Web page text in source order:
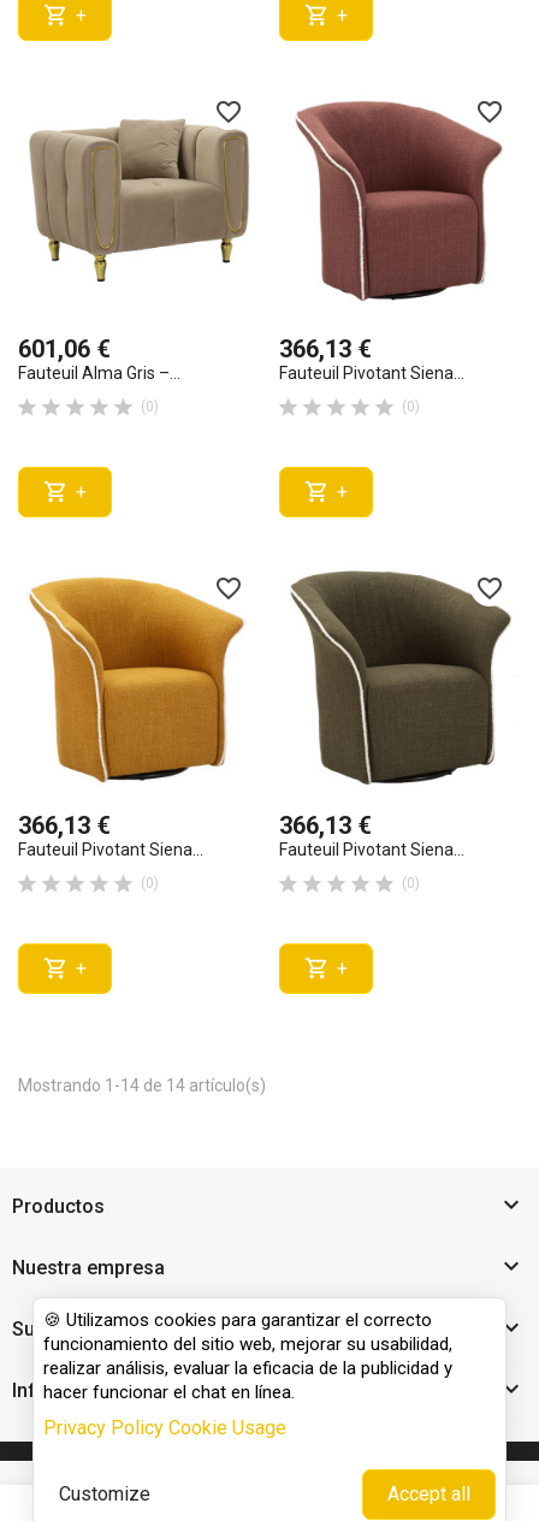
 +  +
favorite_border
601,06 €
Fauteuil Alma Gris –...
     (0)
 +
favorite_border
366,13 €
Fauteuil Pivotant Siena...
     (0)
 +
favorite_border
366,13 €
Fauteuil Pivotant Siena...
     (0)
 +
favorite_border
366,13 €
Fauteuil Pivotant Siena...
     (0)
 +
Mostrando 1-14 de 14 artículo(s)
Productos 
Nuestra empresa 
Su cuenta 
Información de la tienda 
🍪 Utilizamos cookies para garantizar el correcto
funcionamiento del sitio web, mejorar su usabilidad,
realizar análisis, evaluar la eficacia de la publicidad y
hacer funcionar el chat en línea.
Privacy Policy Cookie Usage
Customize Accept all
